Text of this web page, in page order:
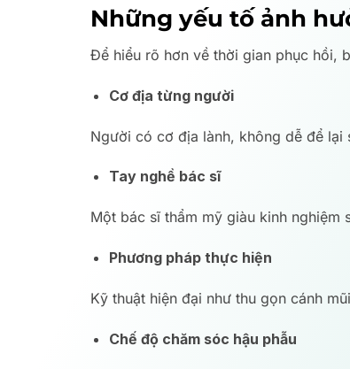
Những yếu tố ảnh
Để hiểu rõ hơn về thời gian phục hồi,
Cơ địa từng người
Người có cơ địa lành, không dễ để lại
Tay nghề bác sĩ
Một bác sĩ thẩm mỹ giàu kinh nghiệm
Phương pháp thực hiện
Kỹ thuật hiện đại như thu gọn cánh
Chế độ chăm sóc hậu phẫu